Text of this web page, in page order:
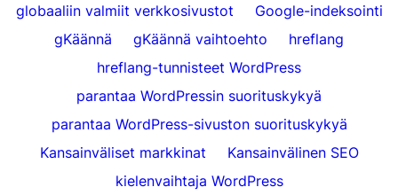
globaaliin valmiit verkkosivustot
Google-indeksointi
gKäännä
gKäännä vaihtoehto
hreflang
hreflang-tunnisteet WordPress
parantaa WordPressin suorituskykyä
parantaa WordPress-sivuston suorituskykyä
Kansainväliset markkinat
Kansainvälinen SEO
kielenvaihtaja WordPress